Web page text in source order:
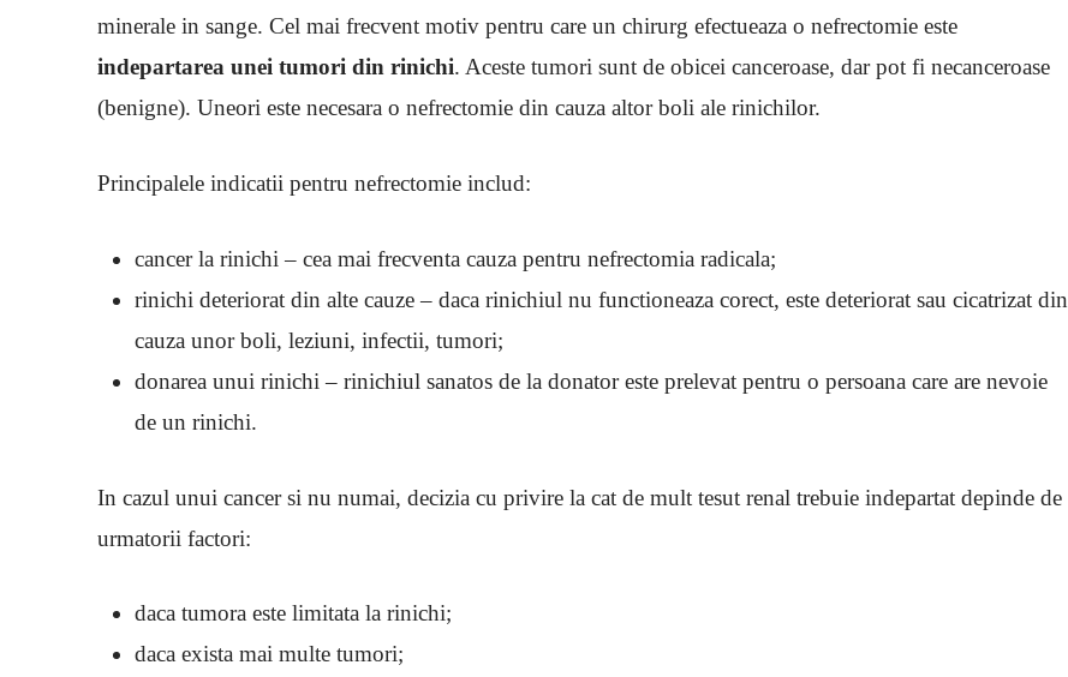
minerale in sange. Cel mai frecvent motiv pentru care un chirurg efectueaza o nefrectomie este
indepartarea unei tumori din rinichi. Aceste tumori sunt de obicei canceroase, dar pot fi necanceroase
(benigne). Uneori este necesara o nefrectomie din cauza altor boli ale rinichilor.
Principalele indicatii pentru nefrectomie includ:
cancer la rinichi – cea mai frecventa cauza pentru nefrectomia radicala;
rinichi deteriorat din alte cauze – daca rinichiul nu functioneaza corect, este deteriorat sau cicatrizat din
cauza unor boli, leziuni, infectii, tumori;
donarea unui rinichi – rinichiul sanatos de la donator este prelevat pentru o persoana care are nevoie
de un rinichi.
In cazul unui cancer si nu numai, decizia cu privire la cat de mult tesut renal trebuie indepartat depinde de
urmatorii factori:
daca tumora este limitata la rinichi;
daca exista mai multe tumori;